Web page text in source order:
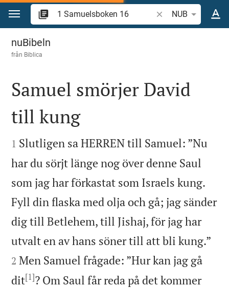
Hoppa till innehåll
Sök bibelvers eller
NUB
1 Samuelsboken 16
nuBibeln
från Biblica

Samuel smörjer David
till kung

1 Slutligen sa HERREN till Samuel: ”Nu
har du sörjt länge nog över denne Saul
som jag har förkastat som Israels kung.
Fyll din flaska med olja och gå; jag sänder
dig till Betlehem, till Jishaj, för jag har
utvalt en av hans söner till att bli kung.”
2 Men Samuel frågade: ”Hur kan jag gå
dit[1]? Om Saul får reda på det kommer